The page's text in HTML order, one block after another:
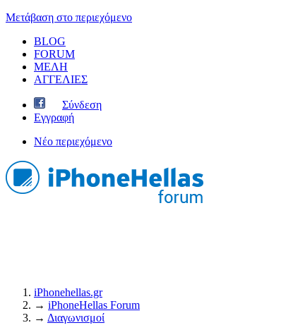
Μετάβαση στο περιεχόμενο
BLOG
FORUM
ΜΕΛΗ
ΑΓΓΕΛΙΕΣ
Σύνδεση
Εγγραφή
Νέο περιεχόμενο
iPhonehellas.gr
→ iPhoneHellas Forum
→ Διαγωνισμοί